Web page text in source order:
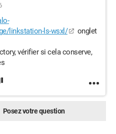
linkstation-ls-wsxl/
onglet
vérifier si cela conserve,
Posez votre question